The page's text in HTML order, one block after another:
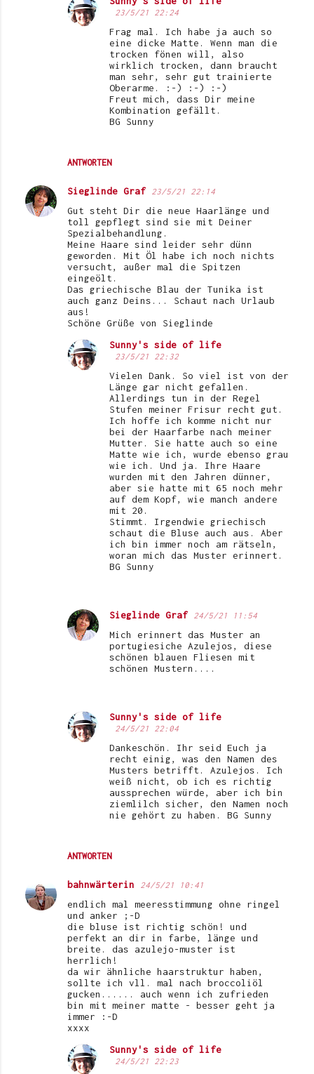
ANTWORTEN
23/5/21 22:24
Frag mal. Ich habe ja auch so
eine dicke Matte. Wenn man die
trocken fönen will, also
wirklich trocken, dann braucht
man sehr, sehr gut trainierte
Oberarme. :-) :-) :-)
Freut mich, dass Dir meine
Kombination gefällt.
BG Sunny
Sieglinde Graf 23/5/21 22:14
Gut steht Dir die neue Haarlänge und
toll gepflegt sind sie mit Deiner
Spezialbehandlung.
Meine Haare sind leider sehr dünn
geworden. Mit Öl habe ich noch nichts
versucht, außer mal die Spitzen
eingeölt.
Das griechische Blau der Tunika ist
auch ganz Deins... Schaut nach Urlaub
aus!
Schöne Grüße von Sieglinde
ANTWORTEN
Sunny's side of life
23/5/21 22:32
Vielen Dank. So viel ist von der
Länge gar nicht gefallen.
Allerdings tun in der Regel
Stufen meiner Frisur recht gut.
Ich hoffe ich komme nicht nur
bei der Haarfarbe nach meiner
Mutter. Sie hatte auch so eine
Matte wie ich, wurde ebenso grau
wie ich. Und ja. Ihre Haare
wurden mit den Jahren dünner,
aber sie hatte mit 65 noch mehr
auf dem Kopf, wie manch andere
mit 20.
Stimmt. Irgendwie griechisch
schaut die Bluse auch aus. Aber
ich bin immer noch am rätseln,
woran mich das Muster erinnert.
BG Sunny
Sieglinde Graf 24/5/21 11:54
Mich erinnert das Muster an
portugiesiche Azulejos, diese
schönen blauen Fliesen mit
schönen Mustern....
Sunny's side of life
24/5/21 22:04
Dankeschön. Ihr seid Euch ja
recht einig, was den Namen des
Musters betrifft. Azulejos. Ich
weiß nicht, ob ich es richtig
aussprechen würde, aber ich bin
ziemlilch sicher, den Namen noch
nie gehört zu haben. BG Sunny
bahnwärterin 24/5/21 10:41
endlich mal meeresstimmung ohne ringel
und anker ;-D
die bluse ist richtig schön! und
perfekt an dir in farbe, länge und
breite. das azulejo-muster ist
herrlich!
da wir ähnliche haarstruktur haben,
sollte ich vll. mal nach broccoliöl
gucken...... auch wenn ich zufrieden
bin mit meiner matte - besser geht ja
immer :-D
xxxx
Sunny's side of life
24/5/21 22:23